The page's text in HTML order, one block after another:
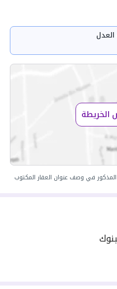
الخريطة
في وصف عنوان العقار المكتوب